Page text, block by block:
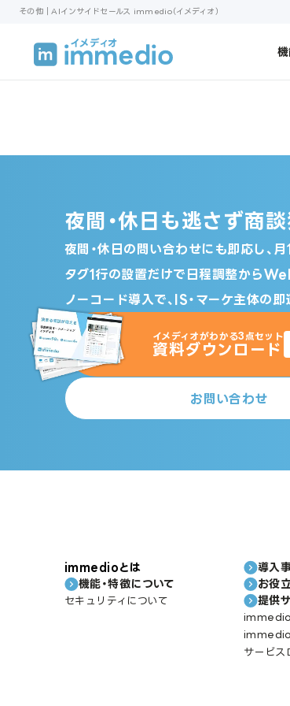
その他｜AIインサイドセールス immedio（イメディオ）
機
夜間・休日も逃さず商
夜間・休日の問い合わせにも即応し、
タグ1行の設置だけで日程調整から
ノーコード導入で、IS・マーケ主体の即
イメディオがわかる3点セット
資料ダウンロード
お問い合わせ
immedioとは
機能・特徴について
セキュリティについて
導入
お役
提供
サービス